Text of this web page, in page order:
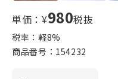
単価：¥980税抜
税率：軽8%
商品番号： 154232